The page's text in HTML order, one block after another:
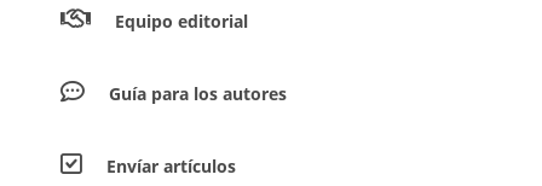
Equipo editorial
Guía para los autores
Envíar artículos